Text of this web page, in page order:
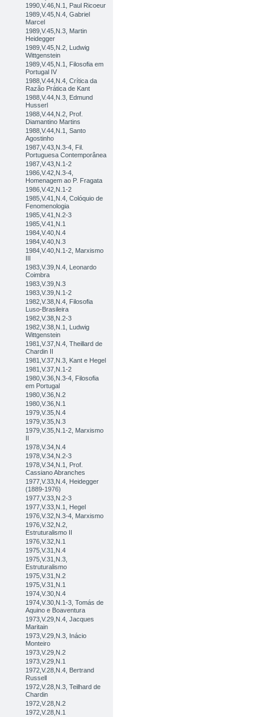
1990,V.46,N.1, Paul Ricoeur
1989,V.45,N.4, Gabriel
Marcel
1989,V.45,N.3, Martin
Heidegger
1989,V.45,N.2, Ludwig
Wittgenstein
1989,V.45,N.1, Filosofia em
Portugal IV
1988,V.44,N.4, Crítica da
Razão Prática de Kant
1988,V.44,N.3, Edmund
Husserl
1988,V.44,N.2, Prof.
Diamantino Martins
1988,V.44,N.1, Santo
Agostinho
1987,V.43,N.3-4, Fil.
Portuguesa Contemporânea
1987,V.43,N.1-2
1986,V.42,N.3-4,
Homenagem ao P. Fragata
1986,V.42,N.1-2
1985,V.41,N.4, Colóquio de
Fenomenologia
1985,V.41,N.2-3
1985,V.41,N.1
1984,V.40,N.4
1984,V.40,N.3
1984,V.40,N.1-2, Marxismo
III
1983,V.39,N.4, Leonardo
Coimbra
1983,V.39,N.3
1983,V.39,N.1-2
1982,V.38,N.4, Filosofia
Luso-Brasileira
1982,V.38,N.2-3
1982,V.38,N.1, Ludwig
Wittgenstein
1981,V.37,N.4, Theillard de
Chardin II
1981,V.37,N.3, Kant e Hegel
1981,V.37,N.1-2
1980,V.36,N.3-4, Filosofia
em Portugal
1980,V.36,N.2
1980,V.36,N.1
1979,V.35,N.4
1979,V.35,N.3
1979,V.35,N.1-2, Marxismo
II
1978,V.34,N.4
1978,V.34,N.2-3
1978,V.34,N.1, Prof.
Cassiano Abranches
1977,V.33,N.4, Heidegger
(1889-1976)
1977,V.33,N.2-3
1977,V.33,N.1, Hegel
1976,V.32,N.3-4, Marxismo
1976,V.32,N.2,
Estruturalismo II
1976,V.32,N.1
1975,V.31,N.4
1975,V.31,N.3,
Estruturalismo
1975,V.31,N.2
1975,V.31,N.1
1974,V.30,N.4
1974,V.30,N.1-3, Tomás de
Aquino e Boaventura
1973,V.29,N.4, Jacques
Maritain
1973,V.29,N.3, Inácio
Monteiro
1973,V.29,N.2
1973,V.29,N.1
1972,V.28,N.4, Bertrand
Russell
1972,V.28,N.3, Teilhard de
Chardin
1972,V.28,N.2
1972,V.28,N.1